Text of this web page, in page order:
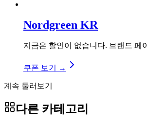
Nordgreen KR
지금은 할인이 없습니다. 브랜드 페
쿠폰 보기 →
계속 둘러보기
다른 카테고리